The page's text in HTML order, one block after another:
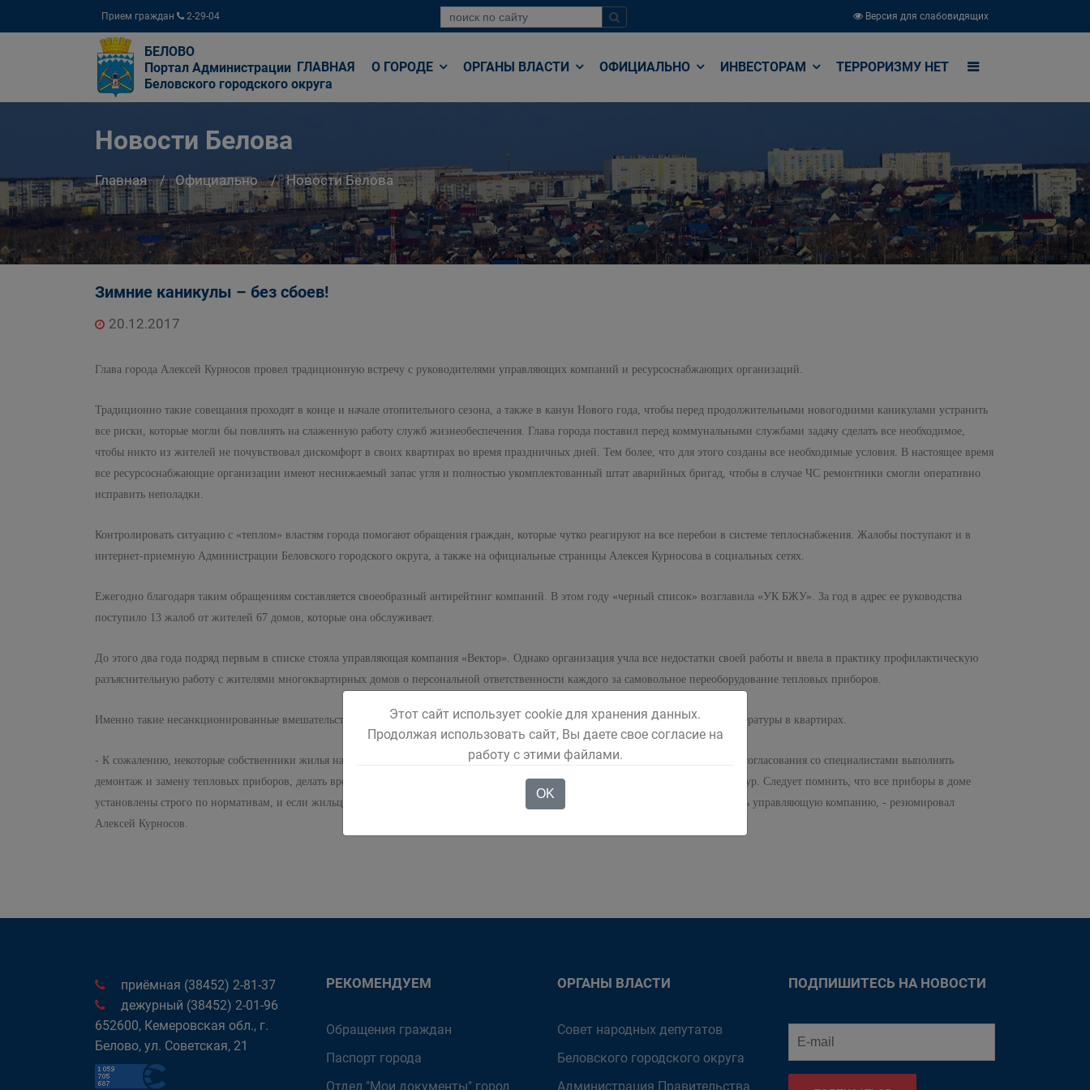
Прием граждан 2-29-04 Версия для слабовидящих
БЕЛОВО
Портал Администрации
Беловского городского округа
ГЛАВНАЯ О ГОРОДЕ ОРГАНЫ ВЛАСТИ ОФИЦИАЛЬНО ИНВЕСТОРАМ ТЕРРОРИЗМУ НЕТ
Новости Белова
Главная Официально Новости Белова
Зимние каникулы – без сбоев!
20.12.2017
Глава города Алексей Курносов провел традиционную встречу с руководителями управляющих компаний и ресурсоснабжающих организаций.
Традиционно такие совещания проходят в конце и начале отопительного сезона, а также в канун Нового года, чтобы перед продолжительными новогодними каникулами устранить
все риски, которые могли бы повлиять на слаженную работу служб жизнеобеспечения. Глава города поставил перед коммунальными службами задачу сделать все необходимое,
чтобы никто из жителей не почувствовал дискомфорт в своих квартирах во время праздничных дней. Тем более, что для этого созданы все необходимые условия. В настоящее время
все ресурсоснабжающие организации имеют неснижаемый запас угля и полностью укомплектованный штат аварийных бригад, чтобы в случае ЧС ремонтники смогли оперативно
исправить неполадки.
Контролировать ситуацию с «теплом» властям города помогают обращения граждан, которые чутко реагируют на все перебои в системе теплоснабжения. Жалобы поступают и в
интернет-приемную Администрации Беловского городского округа, а также на официальные страницы Алексея Курносова в социальных сетях.
Ежегодно благодаря таким обращениям составляется своеобразный антирейтинг компаний. В этом году «черный список» возглавила «УК БЖУ». За год в адрес ее руководства
поступило 13 жалоб от жителей 67 домов, которые она обслуживает.
До этого два года подряд первым в списке стояла управляющая компания «Вектор». Однако организация учла все недостатки своей работы и ввела в практику профилактическую
разъяснительную работу с жителями многоквартирных домов о персональной ответственности каждого за самовольное переоборудование тепловых приборов.
Именно такие несанкционированные вмешательства приводят к сбою отопительной системы, и, как следствие, к понижению температуры в квартирах.
- К сожалению, некоторые собственники жилья настолько уверены в своих возможностях, что позволяют себе самостоятельно, без согласования со специалистами выполнять
демонтаж и замену тепловых приборов, делать врезки и другое. Это крайне безответственно, особенно в период пиковых температур. Следует помнить, что все приборы в доме
установлены строго по нормативам, и если жильцы хотят что-то заменить, об этом необходимо обязательно поставить в известность управляющую компанию, - резюмировал
Алексей Курносов.
приёмная (38452) 2-81-37
дежурный (38452) 2-01-96
652600, Кемеровская обл., г.
Белово, ул. Советская, 21
РЕКОМЕНДУЕМ
Обращения граждан
Паспорт города
Отдел "Мои документы" город
ОРГАНЫ ВЛАСТИ
Совет народных депутатов
Беловского городского округа
Администрация Правительства
ПОДПИШИТЕСЬ НА НОВОСТИ
Этот сайт использует cookie для хранения данных.
Продолжая использовать сайт, Вы даете свое согласие на
работу с этими файлами.
OK